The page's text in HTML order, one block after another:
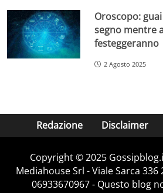
Oroscopo:
segno mentre
festeggeranno
2 Agosto 2025
Redazione Disclaimer
Copyright © 2025
Mediahouse Srl - Viale Sarca 336
06933670967 - Questo blog